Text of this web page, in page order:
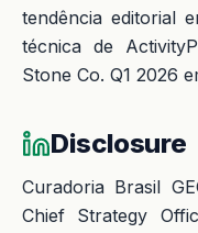
tendência editorial
técnica de
Stone Co. Q1 2026
Disclosure
Curadoria Brasil
Chief Strategy